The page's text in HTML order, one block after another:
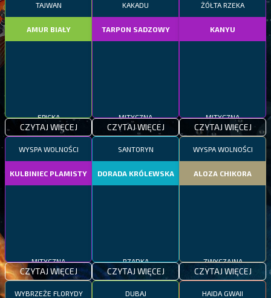
TAJWAN
AMUR BIAŁY
EPICKA
CZYTAJ WIĘCEJ
KAKADU
TARPON SADZOWY
MITYCZNA
CZYTAJ WIĘCEJ
ŻÓŁTA RZEKA
KANYU
MITYCZNA
CZYTAJ WIĘCEJ
WYSPA WOLNOŚCI
KULBINIEC PLAMISTY
MITYCZNA
CZYTAJ WIĘCEJ
SANTORYN
DORADA KRÓLEWSKA
RZADKA
CZYTAJ WIĘCEJ
WYSPA WOLNOŚCI
ALOZA CHIKORA
ZWYCZAJNA
CZYTAJ WIĘCEJ
WYBRZEŻE FLORYDY DUBAJ HAIDA GWAII